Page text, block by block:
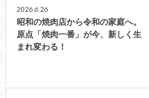
2026.6.26
昭和の焼肉店から令和の家庭へ。
原点「焼肉一番」が今、新しく生
まれ変わる！